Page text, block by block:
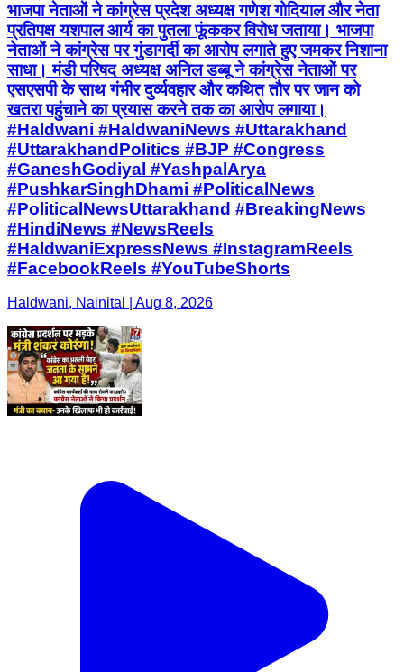
भाजपा नेताओं ने कांग्रेस प्रदेश अध्यक्ष गणेश गोदियाल और नेता
प्रतिपक्ष यशपाल आर्य का पुतला फूंककर विरोध जताया। भाजपा
नेताओं ने कांग्रेस पर गुंडागर्दी का आरोप लगाते हुए जमकर निशाना
साधा। मंडी परिषद अध्यक्ष अनिल डब्बू ने कांग्रेस नेताओं पर
एसएसपी के साथ गंभीर दुर्व्यवहार और कथित तौर पर जान को
खतरा पहुंचाने का प्रयास करने तक का आरोप लगाया।
#Haldwani #HaldwaniNews #Uttarakhand
#UttarakhandPolitics #BJP #Congress
#GaneshGodiyal #YashpalArya
#PushkarSinghDhami #PoliticalNews
#PoliticalNewsUttarakhand #BreakingNews
#HindiNews #NewsReels
#HaldwaniExpressNews #InstagramReels
#FacebookReels #YouTubeShorts
Haldwani, Nainital | Aug 8, 2026